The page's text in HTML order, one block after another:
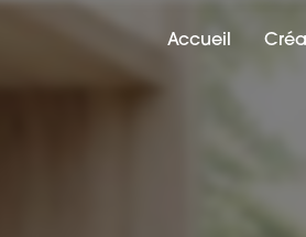
Accueil